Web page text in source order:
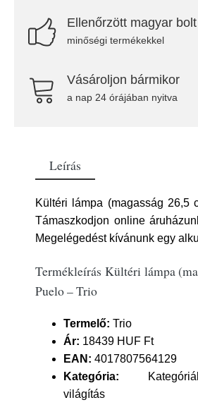
Ellenőrzött magyar bolt
minőségi termékekkel
Vásároljon bármikor
a nap 24 órájában nyitva
Leírás
Kültéri lámpa (magasság 26,5
Támaszkodjon online
Megelégedést kívánunk egy
Termékleírás Kültéri lámpa
Puelo – Trio
Termelő: Trio
Ár: 18439 HUF Ft
EAN: 4017807564129
Kategória:
világítás